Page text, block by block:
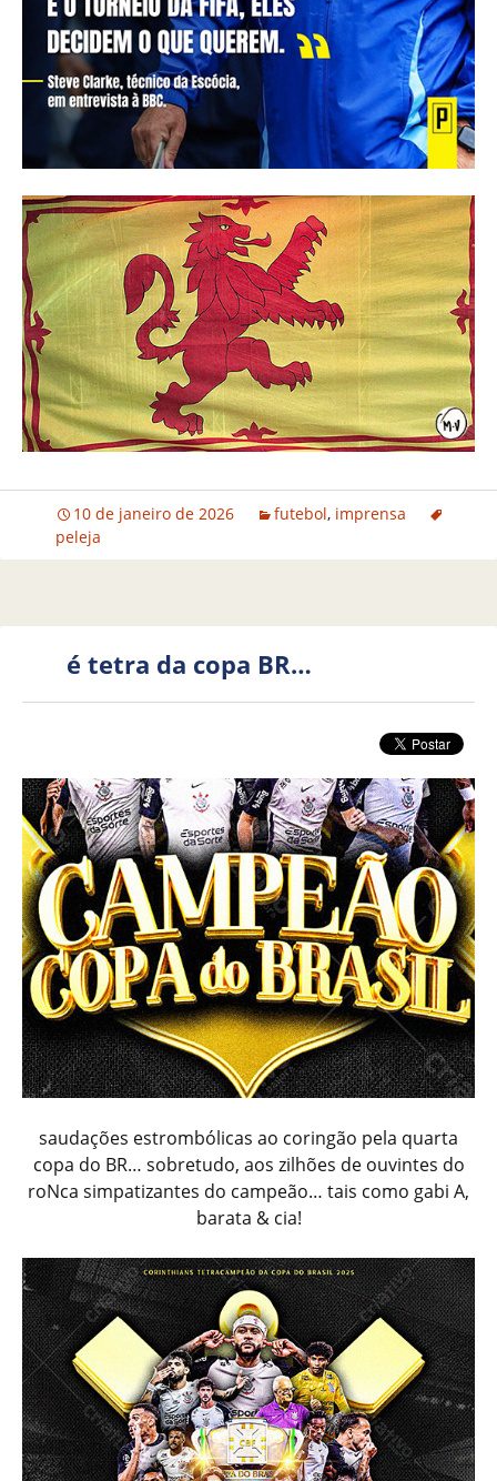
10 de janeiro de 2026 futebol, imprensa
peleja
é tetra da copa BR…
saudações estrombólicas ao coringão pela quarta
copa do BR… sobretudo, aos zilhões de ouvintes do
roNca simpatizantes do campeão… tais como gabi A,
barata & cia!